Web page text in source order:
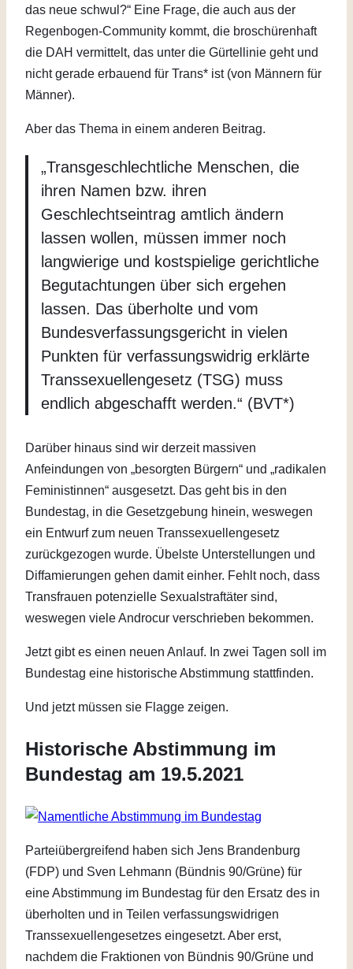
das neue schwul?“ Eine Frage, die auch aus der
Regenbogen-Community kommt, die broschürenhaft
die DAH vermittelt, das unter die Gürtellinie geht und
nicht gerade erbauend für Trans* ist (von Männern für
Männer).
Aber das Thema in einem anderen Beitrag.
„Transgeschlechtliche Menschen, die
ihren Namen bzw. ihren
Geschlechtseintrag amtlich ändern
lassen wollen, müssen immer noch
langwierige und kostspielige gerichtliche
Begutachtungen über sich ergehen
lassen. Das überholte und vom
Bundesverfassungsgericht in vielen
Punkten für verfassungswidrig erklärte
Transsexuellengesetz (TSG) muss
endlich abgeschafft werden.“ (BVT*)
Darüber hinaus sind wir derzeit massiven
Anfeindungen von „besorgten Bürgern“ und „radikalen
Feministinnen“ ausgesetzt. Das geht bis in den
Bundestag, in die Gesetzgebung hinein, weswegen
ein Entwurf zum neuen Transsexuellengesetz
zurückgezogen wurde. Übelste Unterstellungen und
Diffamierungen gehen damit einher. Fehlt noch, dass
Transfrauen potenzielle Sexualstraftäter sind,
weswegen viele Androcur verschrieben bekommen.
Jetzt gibt es einen neuen Anlauf. In zwei Tagen soll im
Bundestag eine historische Abstimmung stattfinden.
Und jetzt müssen sie Flagge zeigen.
Historische Abstimmung im
Bundestag am 19.5.2021
Parteiübergreifend haben sich Jens Brandenburg
(FDP) und Sven Lehmann (Bündnis 90/Grüne) für
eine Abstimmung im Bundestag für den Ersatz des in
überholten und in Teilen verfassungswidrigen
Transsexuellengesetzes eingesetzt. Aber erst,
nachdem die Fraktionen von Bündnis 90/Grüne und